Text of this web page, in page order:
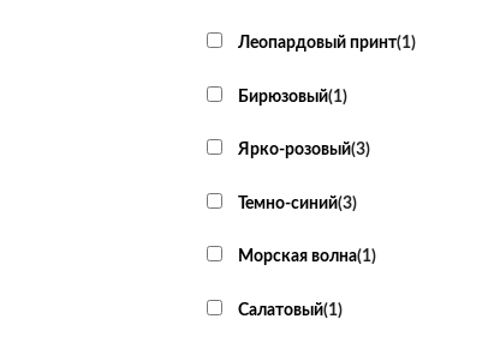
Леопардовый принт(1)
Бирюзовый(1)
Ярко-розовый(3)
Темно-синий(3)
Морская волна(1)
Салатовый(1)